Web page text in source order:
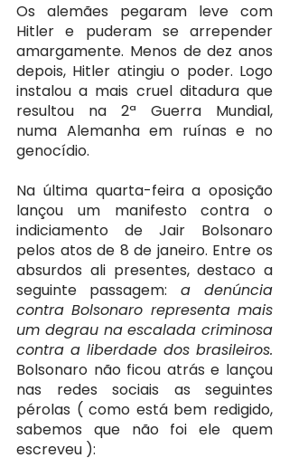
Os alemães pegaram leve com
Hitler e puderam se arrepender
amargamente. Menos de dez anos
depois, Hitler atingiu o poder. Logo
instalou a mais cruel ditadura que
resultou na 2ª Guerra Mundial,
numa Alemanha em ruínas e no
genocídio.
Na última quarta-feira a oposição
lançou um manifesto contra o
indiciamento de Jair Bolsonaro
pelos atos de 8 de janeiro. Entre os
absurdos ali presentes, destaco a
seguinte passagem: a denúncia
contra Bolsonaro representa mais
um degrau na escalada criminosa
Bolsonaro não ficou atrás e lançou
nas redes sociais as seguintes
pérolas ( como está bem redigido,
sabemos que não foi ele quem
escreveu ):